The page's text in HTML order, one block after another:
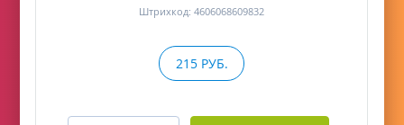
Штрихкод: 4606068609832
215 РУБ.